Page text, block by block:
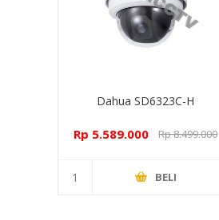
Dahua SD6323C-H
Rp 5.589.000 Rp 8.499.000
BELI